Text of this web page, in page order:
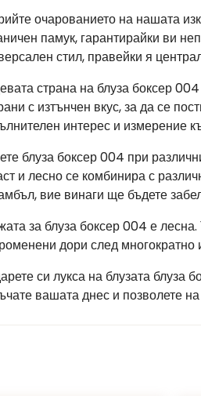
очарованието на нашата
памук, гарантирайки ви
стил, правейки я
страна на блуза боксер
с изтънчен вкус, за да се
интерес и измерение
блуза боксер 004 при
и лесно се комбинира с
вие винаги ще бъдете
за блуза боксер 004 е
дори след многократно
си лукса на блузата блуза
вашата днес и позволете